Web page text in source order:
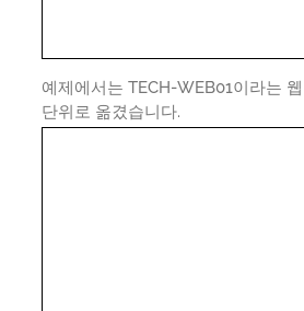
예제에서는 TECH-WEB01이라는
단위로 옮겼습니다.